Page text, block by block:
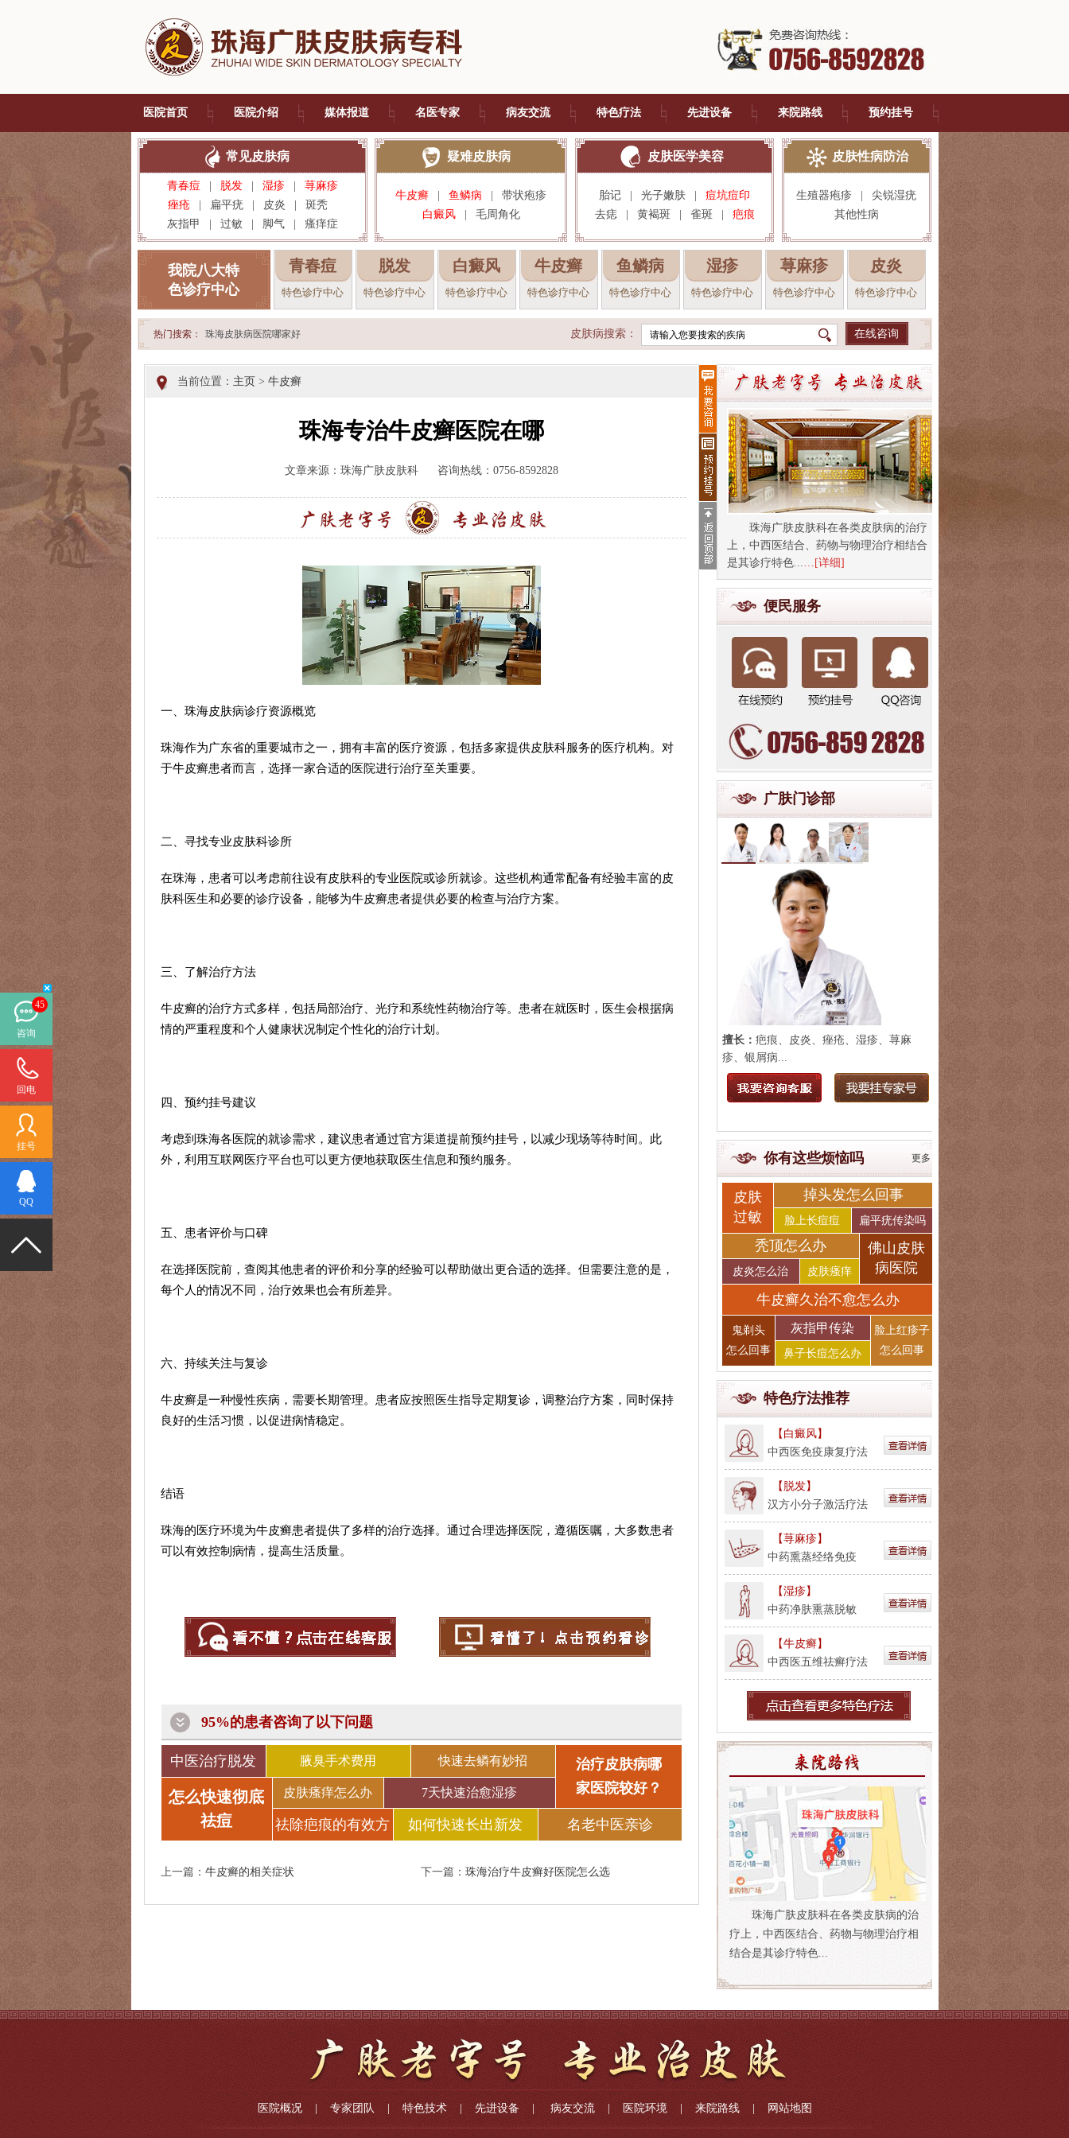
医院首页 医院介绍 媒体报道 名医专家 病友交流 特色疗法 先进设备 来院路线 预约挂号
常见皮肤病
青春痘 脱发 湿疹
荨麻疹
痤疮
扁平疣 皮炎
斑秃
灰指甲
过敏 脚气 瘙痒症
疑难皮肤病
牛皮癣 鱼鳞病
带状疱疹
白癜风
毛周角化
皮肤医学美容
胎记 光子嫩肤
痘坑痘印
去痣
黄褐斑 雀斑 疤痕
皮肤性病防治
生殖器疱疹
尖锐湿疣
其他性病
我院八大特
色诊疗中心
青春痘
特色诊疗中心
脱发
特色诊疗中心
白癜风
特色诊疗中心
牛皮癣
特色诊疗中心
鱼鳞病
特色诊疗中心
湿疹
特色诊疗中心
荨麻疹
特色诊疗中心
皮炎
特色诊疗中心
热门搜索： 珠海皮肤病医院哪家好 皮肤病搜索： 在线咨询
当前位置： 主页 > 牛皮癣
珠海专治牛皮癣医院在哪
文章来源：珠海广肤皮肤科 咨询热线：0756-8592828
一、珠海皮肤病诊疗资源概览
珠海作为广东省的重要城市之一，拥有丰富的医疗资源，包括多家提供皮肤科服务的医疗机构。对
于牛皮癣患者而言，选择一家合适的医院进行治疗至关重要。
二、寻找专业皮肤科诊所
在珠海，患者可以考虑前往设有皮肤科的专业医院或诊所就诊。这些机构通常配备有经验丰富的皮
肤科医生和必要的诊疗设备，能够为牛皮癣患者提供必要的检查与治疗方案。
三、了解治疗方法
牛皮癣的治疗方式多样，包括局部治疗、光疗和系统性药物治疗等。患者在就医时，医生会根据病
情的严重程度和个人健康状况制定个性化的治疗计划。
四、预约挂号建议
考虑到珠海各医院的就诊需求，建议患者通过官方渠道提前预约挂号，以减少现场等待时间。此
外，利用互联网医疗平台也可以更方便地获取医生信息和预约服务。
五、患者评价与口碑
在选择医院前，查阅其他患者的评价和分享的经验可以帮助做出更合适的选择。但需要注意的是，
每个人的情况不同，治疗效果也会有所差异。
六、持续关注与复诊
牛皮癣是一种慢性疾病，需要长期管理。患者应按照医生指导定期复诊，调整治疗方案，同时保持
良好的生活习惯，以促进病情稳定。
结语
珠海的医疗环境为牛皮癣患者提供了多样的治疗选择。通过合理选择医院，遵循医嘱，大多数患者
可以有效控制病情，提高生活质量。
95%的患者咨询了以下问题
中医治疗脱发
怎么快速彻底
祛痘
腋臭手术费用
皮肤瘙痒怎么办
祛除疤痕的有效方
快速去鳞有妙招
7天快速治愈湿疹
如何快速长出新发
治疗皮肤病哪
家医院较好？
名老中医亲诊
上一篇： 牛皮癣的相关症状 下一篇： 珠海治疗牛皮癣好医院怎么选
珠海广肤皮肤科在各类皮肤病的治疗
上，中西医结合、药物与物理治疗相结合
是其诊疗特色...…[详细]
便民服务
广肤门诊部
擅长： 疤痕、皮炎、痤疮、湿疹、荨麻
疹、银屑病...
你有这些烦恼吗 更多
皮肤
过敏
掉头发怎么回事
脸上长痘痘 扁平疣传染吗
秃顶怎么办
皮炎怎么治 皮肤瘙痒
佛山皮肤
病医院
牛皮癣久治不愈怎么办
鬼剃头
怎么回事
灰指甲传染
鼻子长痘怎么办
脸上红疹子
怎么回事
特色疗法推荐
【白癜风】
中西医免疫康复疗法
【脱发】
汉方小分子激活疗法
【荨麻疹】
中药熏蒸经络免疫
【湿疹】
中药净肤熏蒸脱敏
【牛皮癣】
中西医五维祛癣疗法
珠海广肤皮肤科在各类皮肤病的治
疗上，中西医结合、药物与物理治疗相
结合是其诊疗特色...
医院概况 专家团队 特色技术 先进设备 病友交流 医院环境 来院路线 网站地图
45
咨询
回电
挂号
QQ